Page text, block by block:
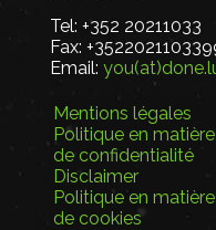
Tel: +352 20211033
Fax:
Email:
Mentions légales
Politique en matière
de confidentialité
Disclaimer
Politique en matière
de cookies